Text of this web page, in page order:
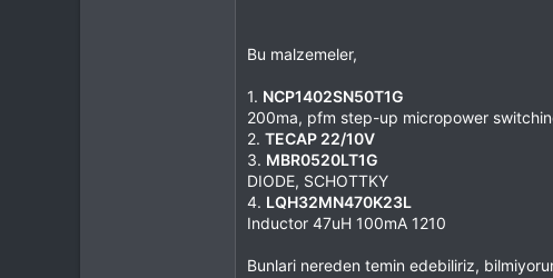
Bu malzemeler,
1. NCP1402SN50T1G
200ma, pfm step-up micropower
2. TECAP 22/10V
3. MBR0520LT1G
DIODE, SCHOTTKY
4. LQH32MN470K23L
Inductor 47uH 100mA 1210
Bunlari nereden temin edebiliriz,